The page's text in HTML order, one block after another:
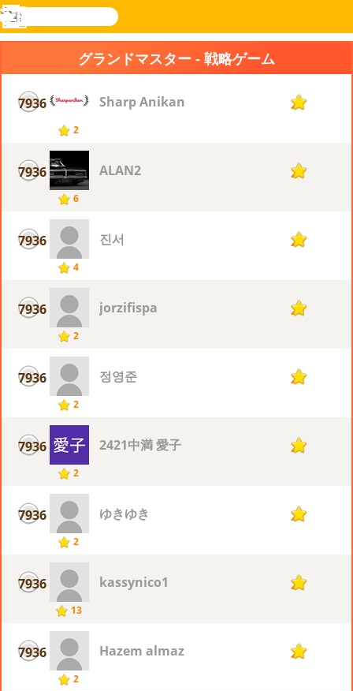
Novel
検
索
ログ
メ
ニ
ー
グランドマスター - 戦略ゲーム
7936
2
Sharp Anikan 2
7936
6
ALAN2 2
7936
4
진서 2
7936
2
jorzifispa 2
7936
2
정영준 2
7936
2
2421中満 愛子 2
7936
2
ゆきゆき 2
7936
13
kassynico1 2
7936
2
Hazem almaz 2